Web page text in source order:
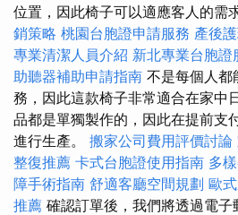
位置，因此椅子可以適應客人的需
銷策略 桃園台胞證申請服務 產後
專業清潔人員介紹 新北專業台胞證
助聽器補助申請指南 不是每個人都
務，因此這款椅子非常適合在家中
品都是單獨製作的，因此在提前支
進行生產。 搬家公司費用評價討論
整復推薦 卡式台胞證使用指南 多
障手術指南 舒適客廳空間規劃 歐
推薦 確認訂單後，我們將透過電